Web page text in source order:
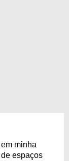
minha
espaços